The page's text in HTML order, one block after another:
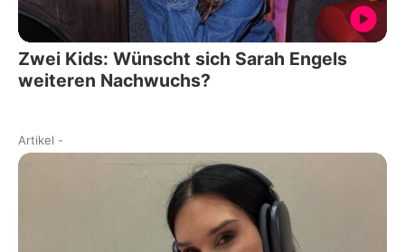
Zwei Kids: Wünscht sich Sarah Engels
weiteren Nachwuchs?
Artikel -